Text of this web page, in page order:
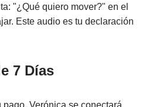
"¿Qué quiero mover?" en el
Este audio es tu declaración
7 Días
Verónica se conectará